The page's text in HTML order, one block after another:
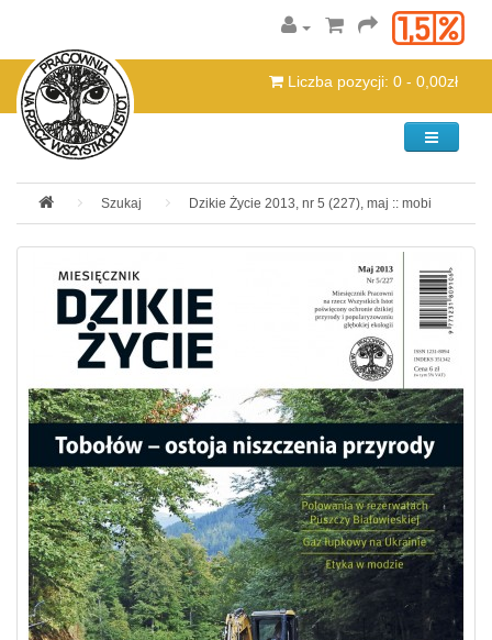
Liczba pozycji: 0 - 0,00zł
Kategorie
Szukaj Dzikie Życie 2013, nr 5 (227), maj :: mobi